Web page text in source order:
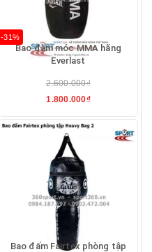
-31%
Bao đấm móc MMA hãng
Everlast
2.600.000₫
1.800.000₫
Bao đấm Fairtex phòng tập